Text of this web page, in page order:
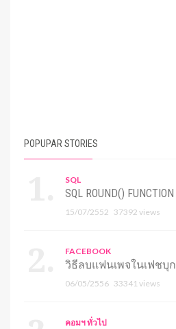
POPUPAR STORIES
SQL
SQL ROUND() FUNCTION
15/07/2552 37392 views
FACEBOOK
วิธีลบแฟนเพจในเฟชบุก
06/05/2556 33341 views
คอมฯ ทั่วไป